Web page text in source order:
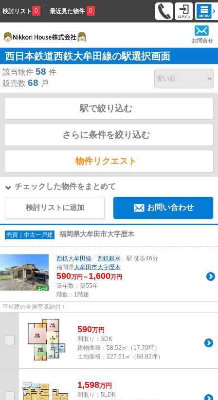
検討リスト 0 最近見た物件 0
お問合せ
西日本鉄道西鉄大牟田線の駅選択画面
該当物件 58 件
販売数 68 戸
駅で絞り込む
さらに条件を絞り込む
物件リクエスト
チェックした物件をまとめて
検討リストに追加 お問い合わせ
売買｜中古一戸建 福岡県大牟田市大字歴木
西鉄大牟田線 「 西鉄銀水 」駅 徒歩46分
福岡県大牟田市大字歴木
590万円～ 1,600万円
築年数：築55年
階数：1階建
平屋建の全居室収納付！
590万円
間取り：3DK
建物面積： 58.52㎡（17.70坪）
土地面積： 227.51㎡（68.82坪）
1,598万円
間取り：5LDK